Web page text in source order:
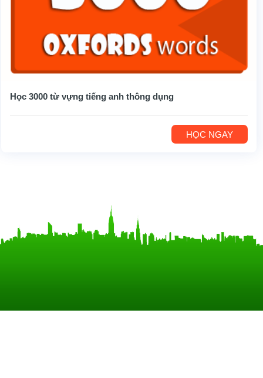
Học 3000 từ vựng tiếng anh thông dụng
HỌC NGAY